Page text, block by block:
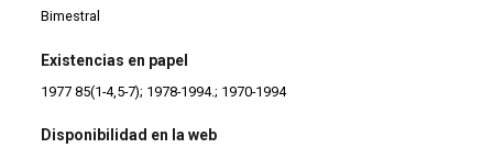
Bimestral
Existencias en papel
1977 85(1-4,5-7); 1978-1994.; 1970-1994
Disponibilidad en la web